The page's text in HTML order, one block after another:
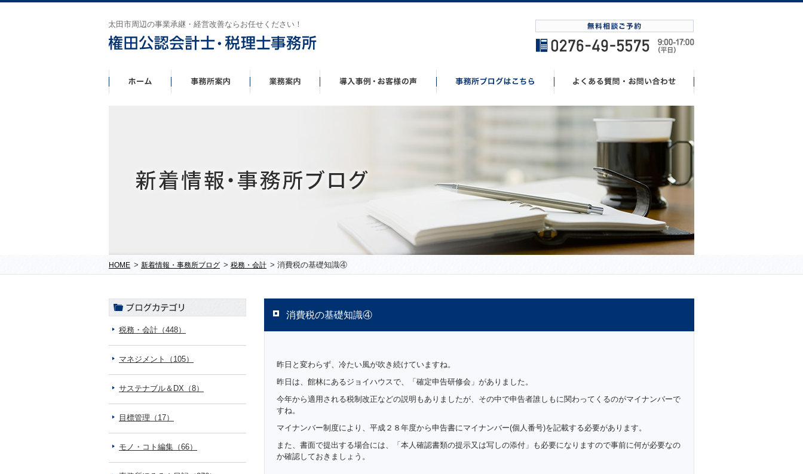
太田市周辺の事業承継・経営改善ならお任せください！
HOME > 新着情報・事務所ブログ > 税務・会計 > 消費税の基礎知識④
消費税の基礎知識④
昨日と変わらず、冷たい風が吹き続けていますね。
昨日は、館林にあるジョイハウスで、「確定申告研修会」がありました。
今年から適用される税制改正などの説明もありましたが、その中で申告者誰しもに関わってくるのがマイナンバーで
すね。
マイナンバー制度により、平成２８年度から申告書にマイナンバー(個人番号)を記載する必要があります。
また、書面で提出する場合には、「本人確認書類の提示又は写しの添付」も必要になりますので事前に何が必要なの
か確認しておきましょう。
税務・会計（448）
マネジメント（105）
サステナブル＆DX（8）
目標管理（17）
モノ・コト編集（66）